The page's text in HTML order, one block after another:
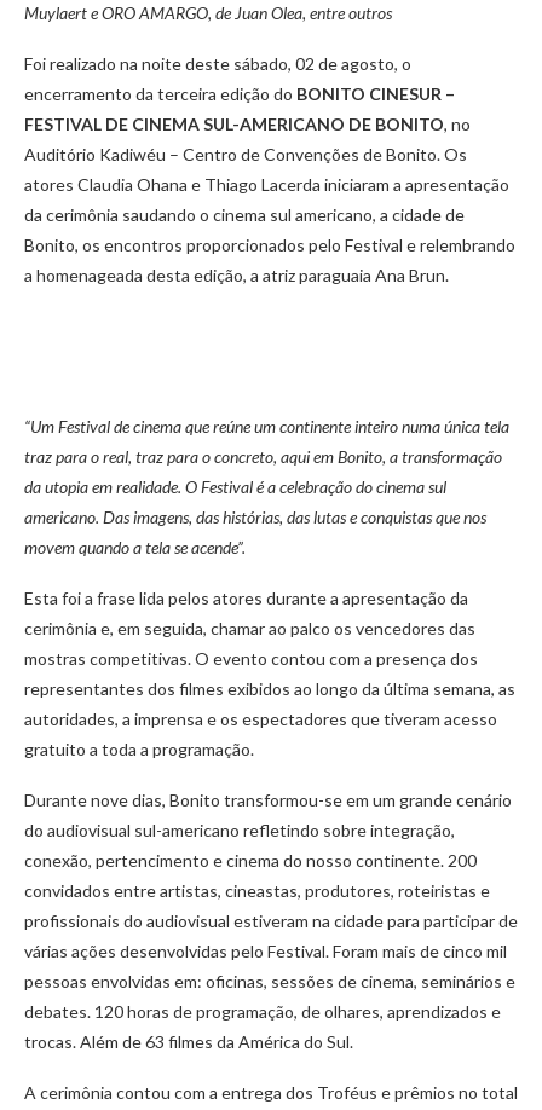
Muylaert e ORO AMARGO, de Juan Olea, entre outros
Foi realizado na noite deste sábado, 02 de agosto, o
encerramento da terceira edição do BONITO CINESUR –
FESTIVAL DE CINEMA SUL-AMERICANO DE BONITO, no
Auditório Kadiwéu – Centro de Convenções de Bonito. Os
atores Claudia Ohana e Thiago Lacerda iniciaram a apresentação
da cerimônia saudando o cinema sul americano, a cidade de
Bonito, os encontros proporcionados pelo Festival e relembrando
a homenageada desta edição, a atriz paraguaia Ana Brun.
“Um Festival de cinema que reúne um continente inteiro numa única tela
traz para o real, traz para o concreto, aqui em Bonito, a transformação
da utopia em realidade. O Festival é a celebração do cinema sul
americano. Das imagens, das histórias, das lutas e conquistas que nos
movem quando a tela se acende”.
Esta foi a frase lida pelos atores durante a apresentação da
cerimônia e, em seguida, chamar ao palco os vencedores das
mostras competitivas. O evento contou com a presença dos
representantes dos filmes exibidos ao longo da última semana, as
autoridades, a imprensa e os espectadores que tiveram acesso
gratuito a toda a programação.
Durante nove dias, Bonito transformou-se em um grande cenário
do audiovisual sul-americano refletindo sobre integração,
conexão, pertencimento e cinema do nosso continente. 200
convidados entre artistas, cineastas, produtores, roteiristas e
profissionais do audiovisual estiveram na cidade para participar de
várias ações desenvolvidas pelo Festival. Foram mais de cinco mil
pessoas envolvidas em: oficinas, sessões de cinema, seminários e
debates. 120 horas de programação, de olhares, aprendizados e
trocas. Além de 63 filmes da América do Sul.
A cerimônia contou com a entrega dos Troféus e prêmios no total